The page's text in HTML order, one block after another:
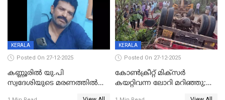
ചൊവ്വന്നൂരിലും നടപടി
KERALA
Posted On 27-12-2025
കണ്ണൂരിൽ യു.പി
സ്വദേശിയുടെ മരണത്തിൽ
KERALA
Posted On 27-12-2025
കോണ്‍ക്രീറ്റ് മിക്‌സര്‍
കയറ്റിവന്ന ലോറി മറിഞ്ഞു;